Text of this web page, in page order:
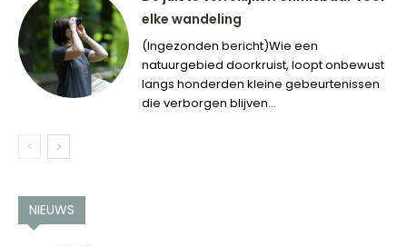
elke wandeling
(Ingezonden bericht)Wie een
natuurgebied doorkruist, loopt onbewust
langs honderden kleine gebeurtenissen
die verborgen blijven...
NIEUWS